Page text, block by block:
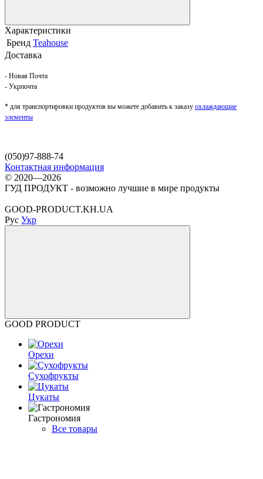
Характеристики
Бренд Teahouse
Доставка
- Новая Почта
- Укрпочта
* для транспортировки продуктов вы можете добавить к заказу охлаждающие
элементы
(050)97-888-74
Контактная информация
© 2020—2026
ГУД ПРОДУКТ - возможно лучшие в мире продукты
GOOD-PRODUCT.KH.UA
Рус Укр
GOOD PRODUCT
Орехи
Сухофрукты
Цукаты
Гастрономия
Все товары